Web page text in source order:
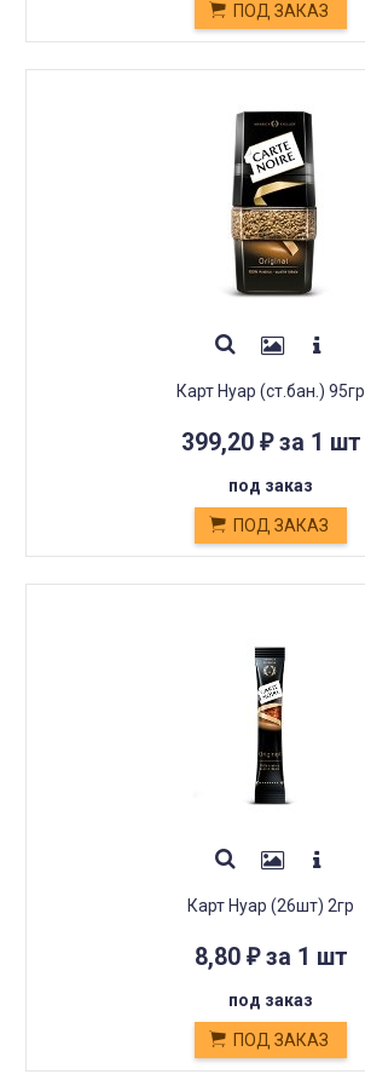
ПОД ЗАКАЗ
Карт Нуар (ст.бан.) 95гр
399,20 ₽за 1 шт
под заказ
ПОД ЗАКАЗ
Карт Нуар (26шт) 2гр
8,80 ₽за 1 шт
под заказ
ПОД ЗАКАЗ